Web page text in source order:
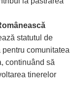
statutul de
comunitatea
continuând să
tinerelor